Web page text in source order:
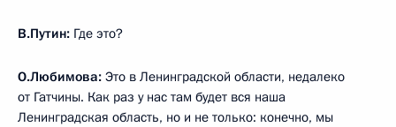
В.Путин: Где это?
О.Любимова: Это в Ленинградской области, недалеко
от Гатчины. Как раз у нас там будет вся наша
Ленинградская область, но и не только: конечно, мы